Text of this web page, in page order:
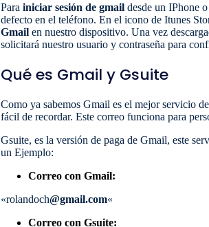
Para iniciar sesión de gmail desde un IPhone
defecto en el teléfono. En el icono de Itunes
Gmail en nuestro dispositivo. Una vez
solicitará nuestro usuario y contraseña para
Qué es Gmail y Gsuite
Como ya sabemos Gmail es el mejor servicio
fácil de recordar. Este correo funciona para
Gsuite, es la versión de paga de Gmail, este
un Ejemplo:
Correo con Gmail:
«rolandoch@gmail.com«
Correo con Gsuite: